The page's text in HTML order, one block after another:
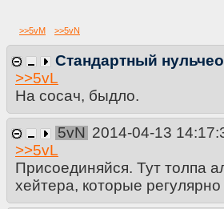
>>5vM >>5vN
Стандартный
>>5vL
На сосач, быдло.
5vN 2014-04-13
>>5vL
Присоединяйся. Тут толпа
хейтера, которые